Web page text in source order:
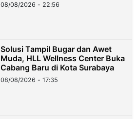
08/08/2026 - 22:56
Solusi Tampil Bugar dan Awet
Muda, HLL Wellness Center Buka
Cabang Baru di Kota Surabaya
08/08/2026 - 17:35